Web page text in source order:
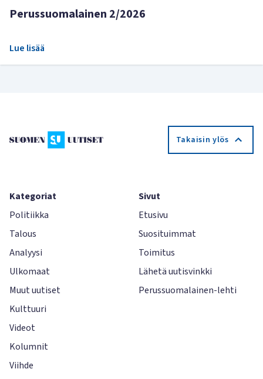
Perussuomalainen 2/2026
Lue lisää
Takaisin ylös
Kategoriat
Politiikka
Talous
Analyysi
Ulkomaat
Muut uutiset
Kulttuuri
Videot
Kolumnit
Viihde
Sivut
Etusivu
Suosituimmat
Toimitus
Lähetä uutisvinkki
Perussuomalainen-lehti